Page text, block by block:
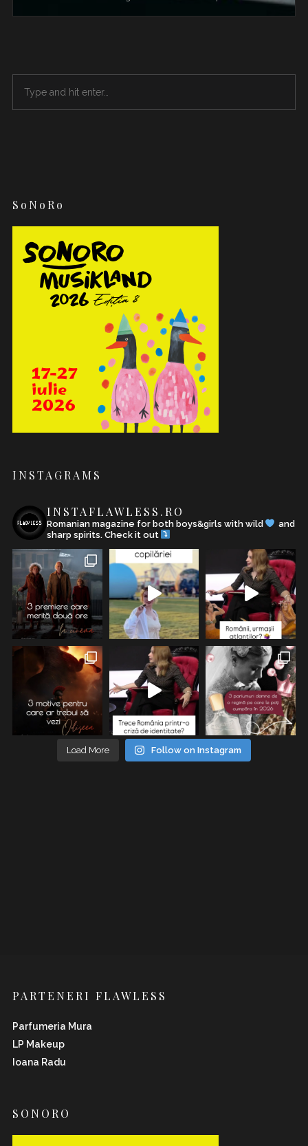
SoNoRo
INSTAGRAMS
INSTAFLAWLESS.RO
Romanian magazine for both boys&girls with wild
and
sharp spirits. Check it out
Load More Follow on Instagram
PARTENERI FLAWLESS
Parfumeria Mura
LP Makeup
Ioana Radu
SONORO